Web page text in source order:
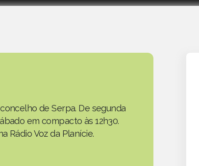
de Serpa. De segunda
em compacto às 12h30.
Rádio Voz da Planície.